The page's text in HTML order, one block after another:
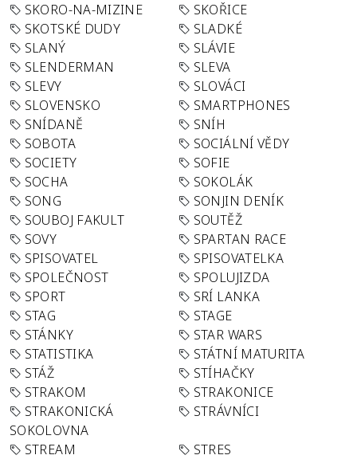
SKORO-NA-MIZINE
SKOŘICE
SKOTSKÉ DUDY
SLADKÉ
SLANÝ
SLÁVIE
SLENDERMAN
SLEVA
SLEVY
SLOVÁCI
SLOVENSKO
SMARTPHONES
SNÍDANĚ
SNÍH
SOBOTA
SOCIÁLNÍ VĚDY
SOCIETY
SOFIE
SOCHA
SOKOLÁK
SONG
SONJIN DENÍK
SOUBOJ FAKULT
SOUTĚŽ
SOVY
SPARTAN RACE
SPISOVATEL
SPISOVATELKA
SPOLEČNOST
SPOLUJIZDA
SPORT
SRÍ LANKA
STAG
STAGE
STÁNKY
STAR WARS
STATISTIKA
STÁTNÍ MATURITA
STÁŽ
STÍHAČKY
STRAKOM
STRAKONICE
STRAKONICKÁ
SOKOLOVNA
STRÁVNÍCI
STREAM
STRES